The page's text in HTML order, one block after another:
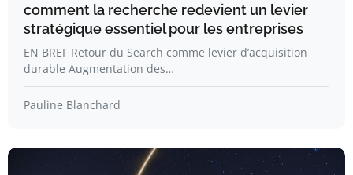
comment la recherche redevient un levier
stratégique essentiel pour les entreprises
EN BREF Retour du Search comme levier d’acquisition
durable Augmentation des…
Pauline Blanchard